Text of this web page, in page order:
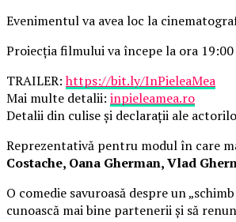
Evenimentul va avea loc la
Proiecția filmului va începe la ora
TRAILER:https://bit.ly/InPieleaMea
Mai multe detalii: inpieleamea.ro
Detalii din culise și declarații ale
Reprezentativă pentru modul în care
Costache, Oana Gherman, Vlad
O comedie savuroasă despre un
cunoască mai bine partenerii și să